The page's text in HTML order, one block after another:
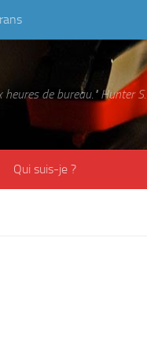
heures de bureau." Hunter
Qui suis-je ?